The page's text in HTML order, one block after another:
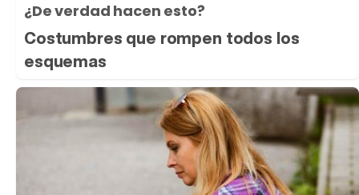
¿De verdad hacen esto?
Costumbres que rompen todos los
esquemas